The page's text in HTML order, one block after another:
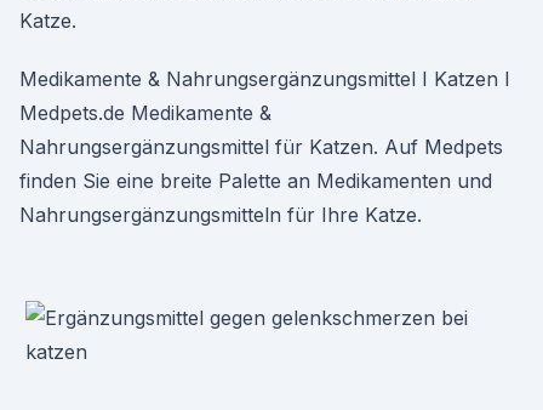
Katze.
Medikamente & Nahrungsergänzungsmittel I Katzen I
Medpets.de Medikamente &
Nahrungsergänzungsmittel für Katzen. Auf Medpets
finden Sie eine breite Palette an Medikamenten und
Nahrungsergänzungsmitteln für Ihre Katze.